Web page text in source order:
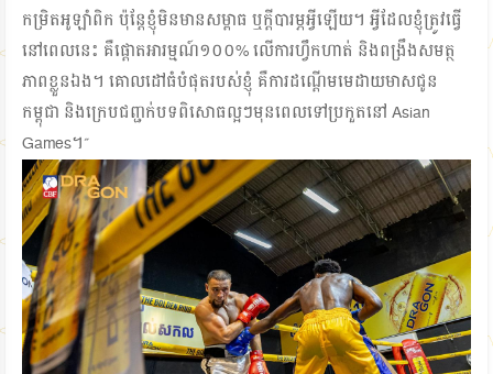
កម្រិតអូឡាំពិក ប៉ុន្តែខ្ញុំមិនមានសម្ពាធ ឬក្តីបារម្ភអ្វីឡើយ។ អ្វីដែលខ្ញុំត្រូវធ្វើ
នៅពេលនេះ គឺផ្តោតអារម្មណ៍១០០% លើការហ្វឹកហាត់ និងពង្រឹងសមត្ថ
ភាពខ្លួនឯង។ គោលដៅធំបំផុតរបស់ខ្ញុំ គឺការដណ្តើមមេដាយមាសជូន
កម្ពុជា និងក្រេបជញ្ជក់បទពិសោធល្អៗមុនពេលទៅប្រកួតនៅ Asian
Games។”